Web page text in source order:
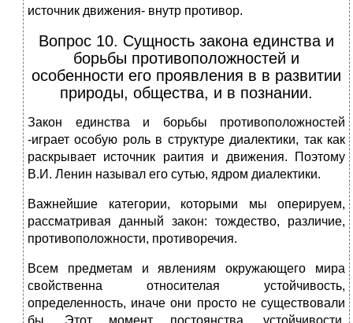
источник движения- внутр противор.
Вопрос 10. Сущность закона единства и
борьбы противоположностей и
особенности его проявления в в развитии
природы, общества, и в познании.
Закон единства и борьбы противоположностей
-играет особую роль в структуре диалектики, так как
раскрывает источник раития и движения. Поэтому
В.И. Ленин называл его сутью, ядром диалектики.
Важнейшие категории, которыми мы оперируем,
рассматривая данный закон: тождество, различие,
противоположности, противоречия.
Всем предметам и явлениям окружающего мира
свойственна относителая устойчивость,
определенность, иначе они просто не существовали